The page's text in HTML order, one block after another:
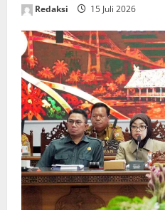
Redaksi 15 Juli 2026